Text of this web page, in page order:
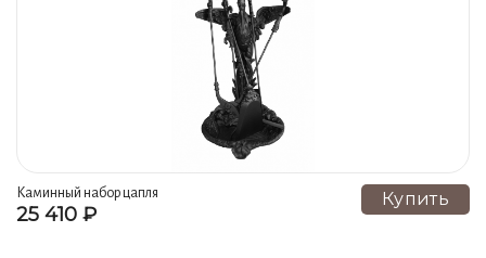
Каминный набор цапля
(подставка, совок, кочерга,
25 410 ₽
Купить